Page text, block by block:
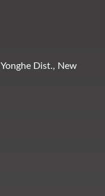
Dist., New